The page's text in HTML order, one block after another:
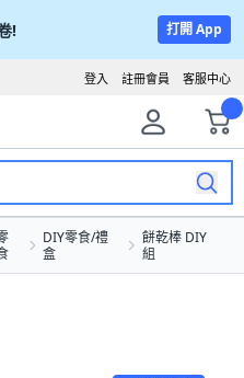
! 打開 App
客服中心
註冊會員
登入
DIY零食/禮
盒
餅乾棒 DIY
組